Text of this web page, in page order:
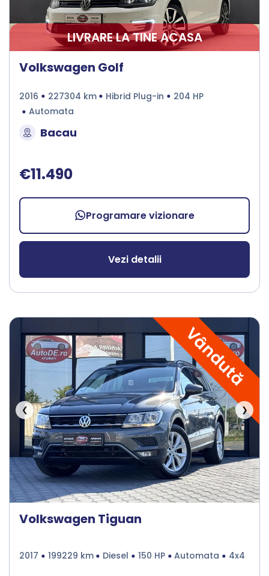
LIVRARE LA TINE ACASA
Volkswagen Golf
2016 227304 km Hibrid Plug-in
204 HP
Automata
Bacau
€11.490
Programare vizionare
Vezi detalii
Vândută
❮ ❯
Volkswagen Tiguan
2017 199229 km Diesel 150 HP Automata 4x4